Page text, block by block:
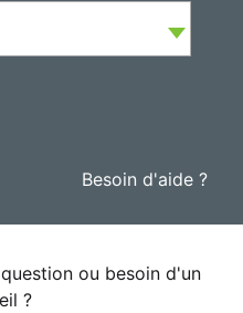
Besoin d'aide ?
ou besoin d'un
?